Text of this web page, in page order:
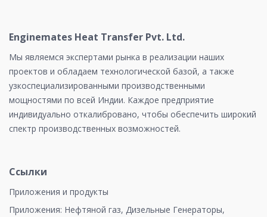
Enginemates Heat Transfer Pvt. Ltd.
Мы являемся экспертами рынка в реализации наших
проектов и обладаем технологической базой, а также
узкоспециализированными производственными
мощностями по всей Индии. Каждое предприятие
индивидуально откалибровано, чтобы обеспечить широкий
спектр производственных возможностей.
Ссылки
Приложения и продукты
Приложения: Нефтяной газ, Дизельные Генераторы,